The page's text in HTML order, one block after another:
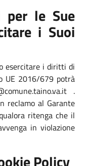
per le Sue
i Suoi
esercitare i diritti di
UE 2016/679 potrà
.
reclamo al Garante
ritenga che il
in violazione
Policy